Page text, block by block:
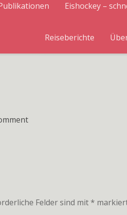
Eishockey –
Reiseberichte
on
Felder sind mit *